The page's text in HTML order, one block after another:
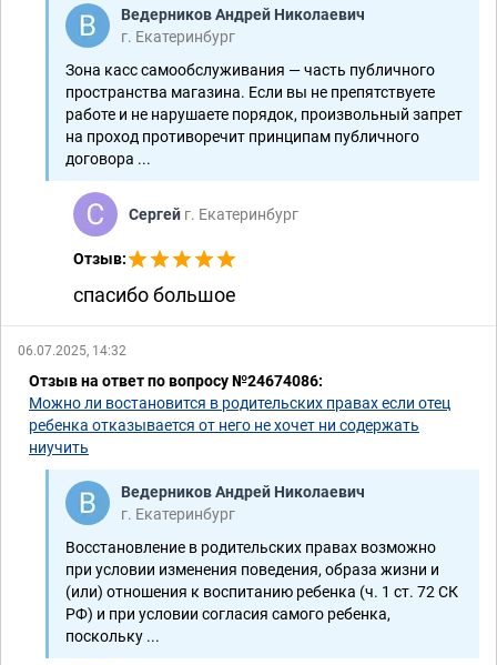
Ведерников Андрей Николаевич
г. Екатеринбург
Зона касс самообслуживания — часть публичного
пространства магазина. Если вы не препятствуете
работе и не нарушаете порядок, произвольный запрет
на проход противоречит принципам публичного
договора ...
Сергей г. Екатеринбург
Отзыв:
спасибо большое
06.07.2025, 14:32
Отзыв на ответ по вопросу №24674086:
Можно ли востановится в родительских правах если отец
ребенка отказывается от него не хочет ни содержать
ниучить
Ведерников Андрей Николаевич
г. Екатеринбург
Восстановление в родительских правах возможно
при условии изменения поведения, образа жизни и
(или) отношения к воспитанию ребенка (ч. 1 ст. 72 СК
РФ) и при условии согласия самого ребенка,
поскольку ...